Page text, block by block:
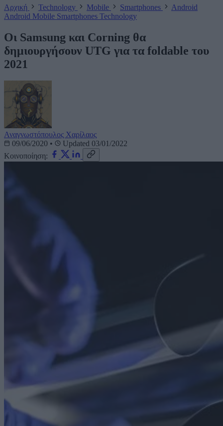
Αρχική
Technology Mobile Smartphones
Android
Android Mobile Smartphones Technology
Οι Samsung και Corning θα
δημιουργήσουν UTG για τα foldable του
2021
Αναγνωστόπουλος Χαρίλαος
09/06/2020 •
Updated 03/01/2022
Κοινοποίηση: